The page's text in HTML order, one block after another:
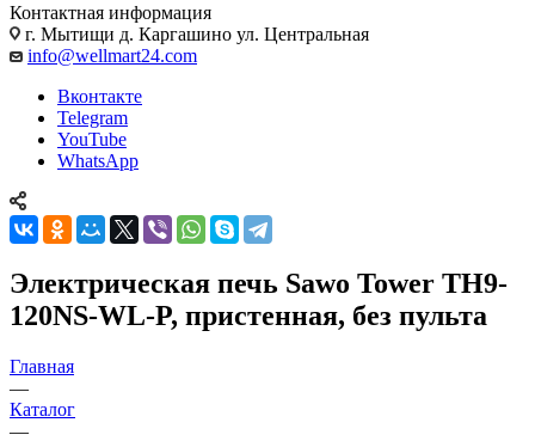
Контактная информация
г. Мытищи д. Каргашино ул. Центральная
info@wellmart24.com
Вконтакте
Telegram
YouTube
WhatsApp
Электрическая печь Sawo Tower TH9-
120NS-WL-P, пристенная, без пульта
Главная
—
Каталог
—